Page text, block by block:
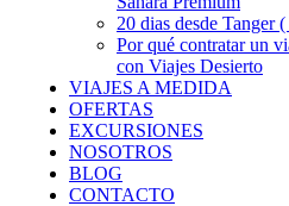
20 dias desde Tanger
Por qué contratar un
con Viajes Desierto
VIAJES A MEDIDA
OFERTAS
EXCURSIONES
NOSOTROS
BLOG
CONTACTO